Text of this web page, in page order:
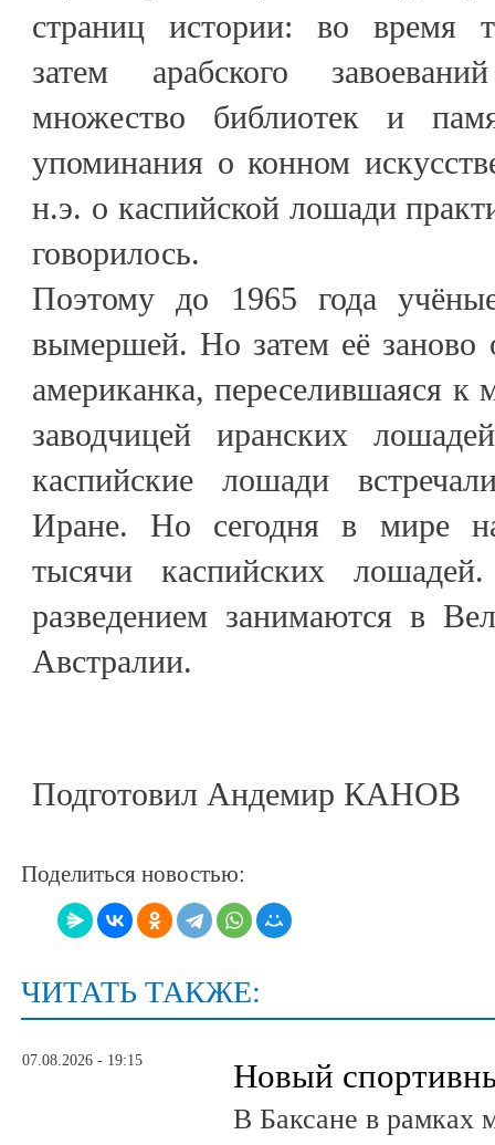
страниц истории: во время
затем арабского
множество библиотек и
упоминания о конном
н.э. о каспийской лошади
говорилось.
Поэтому до 1965 года
вымершей. Но затем её
американка, переселившаяся
заводчицей иранских
каспийские лошади
Иране. Но сегодня в мире
тысячи каспийских
разведением занимаются в
Австралии.
Подготовил Андемир КАНОВ
Поделиться новостью:
ЧИТАТЬ ТАКЖЕ:
07.08.2026 - 19:15 Новый
В Баксане в рамках